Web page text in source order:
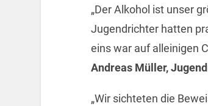
„Der Alkohol ist unser
Jugendrichter hatten
eins war auf alleinigen
Andreas Müller,
„Wir sichteten die